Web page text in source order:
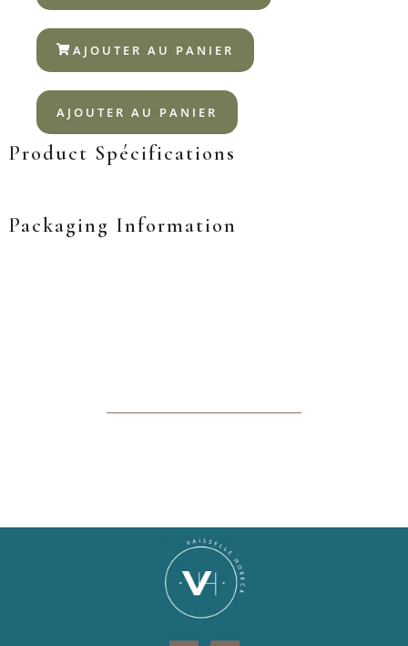
AJOUTER AU PANIER
AJOUTER AU PANIER
Product Spécifications
Packaging Information